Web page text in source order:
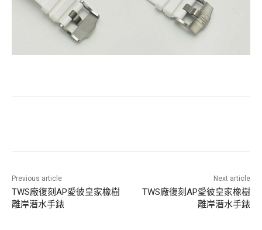
Previous article
TWS廠復刻AP愛彼皇家橡樹
離岸潜水手錶
Next article
TWS廠復刻AP愛彼皇家橡樹
離岸潜水手錶